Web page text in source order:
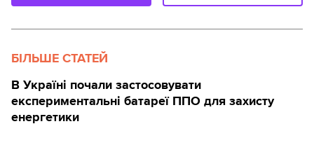
БІЛЬШЕ СТАТЕЙ
В Україні почали застосовувати
експериментальні батареї ППО для захисту
енергетики